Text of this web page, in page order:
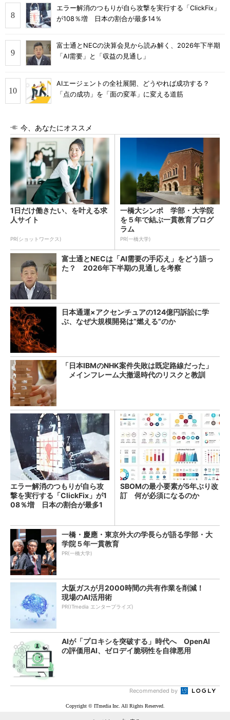
エラー解消のつもりが自ら攻撃を実行する「ClickFix」
が108％増 日本の割合が最多14％
富士通とNECの決算会見から読み解く、2026年下半期
「AI需要」と「収益の見通し」
AIエージェントの全社展開、どうやれば成功する？
「点の成功」を「面の変革」に変える道筋
今、あなたにオススメ
1日だけ働きたい、を叶える求
人サイト
PR(ショットワークス)
一橋大シンポ 学部・大学院
を５年で結ぶ一貫教育プログ
ラム
PR(一橋大学)
富士通とNECは「AI需要の手応え」をどう語っ
た？ 2026年下半期の見通しを考察
日本通運×アクセンチュアの124億円訴訟に学
ぶ、なぜ大規模開発は“燃える”のか
「日本IBMのNHK案件失敗は既定路線だった」
メインフレーム大撤退時代のリスクと教訓
エラー解消のつもりが自ら攻
撃を実行する「ClickFix」が1
08％増 日本の割合が最多1
SBOMの最小要素が5年ぶり改
訂 何が必須になるのか
一橋・慶應・東京外大の学長らが語る学部・大
学院５年一貫教育
PR(一橋大学)
大阪ガスが月2000時間の共有作業を削減！
現場のAI活用術
PR(ITmedia エンタープライズ)
AIが「プロキシを突破する」時代へ OpenAI
の評価用AI、ゼロデイ脆弱性を自律悪用
Recommended by
Copyright © ITmedia Inc. All Rights Reserved.